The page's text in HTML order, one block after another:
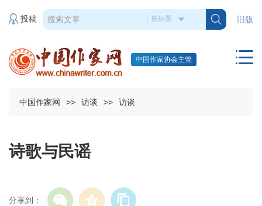
旧版
投稿
中国作家协会主管
中国作家网 >> 访谈 >> 访谈
诗歌与民谣
分享到：